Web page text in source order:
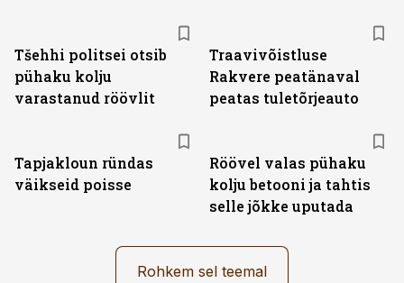
Tšehhi politsei otsib
pühaku kolju
varastanud röövlit
Traavivõistluse
Rakvere peatänaval
peatas tuletõrjeauto
Tapjakloun ründas
väikseid poisse
Röövel valas pühaku
kolju betooni ja tahtis
selle jõkke uputada
Rohkem sel teemal